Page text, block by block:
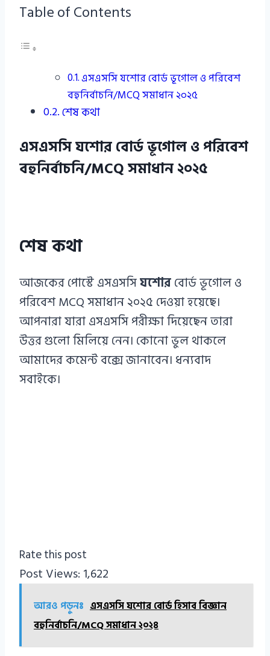
Table of Contents
এসএসসি যশোর বোর্ড ভূগোল ও পরিবেশ
বহুনির্বাচনি/MCQ সমাধান ২০২৫
শেষ কথা
এসএসসি যশোর বোর্ড ভূগোল ও পরিবেশ
বহুনির্বাচনি/MCQ সমাধান ২০২৫
শেষ কথা
আজকের পোস্টে এসএসসিযশোরবোর্ড ভূগোল ও
পরিবেশ MCQ সমাধান ২০২৫ দেওয়া হয়েছে।
আপনারা যারা এসএসসি পরীক্ষা দিয়েছেন তারা
উত্তর গুলো মিলিয়ে নেন। কোনো ভুল থাকলে
আমাদের কমেন্ট বক্সে জানাবেন। ধন্যবাদ
সবাইকে।
Rate this post
Post Views: 1,622
আরও পড়ুনঃ এসএসসি যশোর বোর্ড হিসাব বিজ্ঞান
বহুনির্বাচনি/MCQ সমাধান ২০২৪